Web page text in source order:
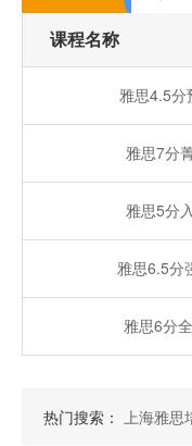
课程名称
雅思4.5分
雅思7分
雅思5分
雅思6.5分
雅思6分
热门搜索： 上海雅思